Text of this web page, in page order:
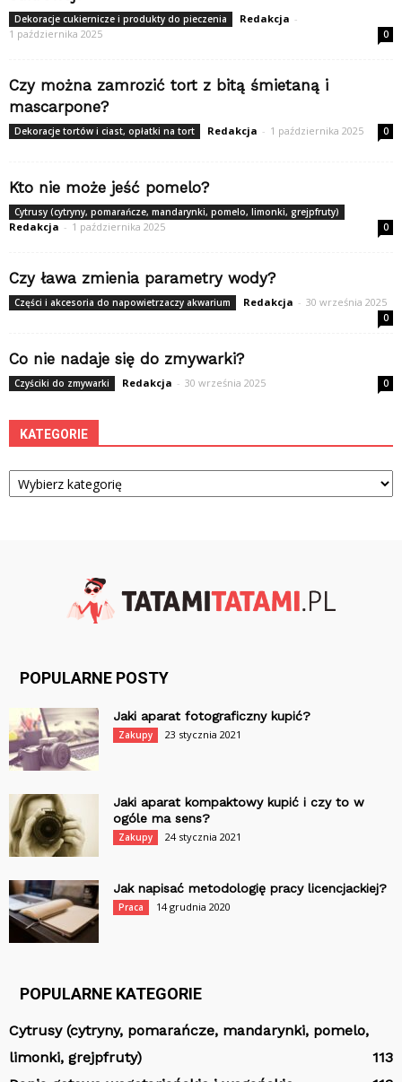
Dekoracje cukiernicze i produkty do pieczenia Redakcja -
1 października 2025
0
Czy można zamrozić tort z bitą śmietaną i
mascarpone?
Dekoracje tortów i ciast, opłatki na tort Redakcja - 1 października 2025 0
Kto nie może jeść pomelo?
Cytrusy (cytryny, pomarańcze, mandarynki, pomelo, limonki, grejpfruty)
Redakcja - 1 października 2025 0
Czy ława zmienia parametry wody?
Części i akcesoria do napowietrzaczy akwarium Redakcja - 30 września 2025
0
Co nie nadaje się do zmywarki?
Czyściki do zmywarki Redakcja - 30 września 2025 0
KATEGORIE
Kategorie
POPULARNE POSTY
Jaki aparat fotograficzny kupić?
Zakupy 23 stycznia 2021
Jaki aparat kompaktowy kupić i czy to w
ogóle ma sens?
Zakupy 24 stycznia 2021
Jak napisać metodologię pracy licencjackiej?
Praca 14 grudnia 2020
POPULARNE KATEGORIE
Cytrusy (cytryny, pomarańcze, mandarynki, pomelo,
limonki, grejpfruty)
113